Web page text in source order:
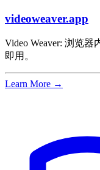
videoweaver.app
Video Weaver: 浏览
即用。
Learn More →